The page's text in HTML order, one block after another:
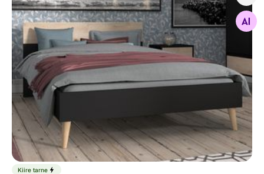
Voodi Aalborg 160x200 cm
Otsi sarnaseid
Kiire tarne